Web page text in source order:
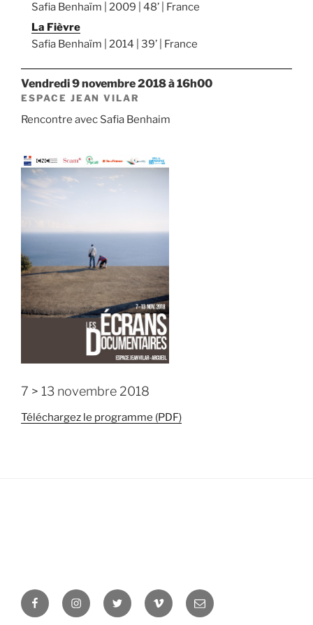
Safia Benhaïm | 2009 | 48’ | France
La Fièvre
Safia Benhaïm | 2014 | 39’ | France
vendredi 9 novembre 2018 à 16h00
ESPACE JEAN VILAR
Rencontre avec Safia Benhaim
7 > 13 novembre 2018
Téléchargez le programme (PDF)
FacebookInstagramTwitter Vimeo Newsletter